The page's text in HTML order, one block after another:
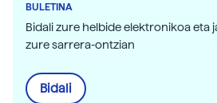
BULETINA
Bidali zure helbide elektronikoa eta
zure sarrera-ontzian
Bidali